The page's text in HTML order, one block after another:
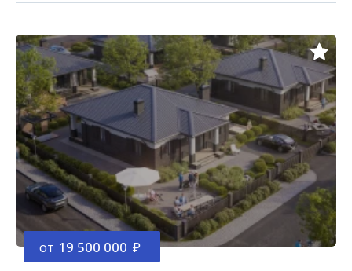
от 19 500 000